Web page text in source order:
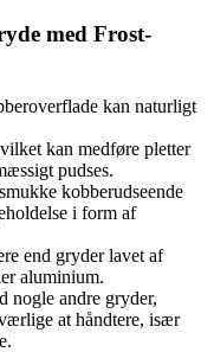
med Frost-
kan naturligt
kan medføre pletter
pudses.
kobberudseende
i form af
end gryder lavet af
aluminium.
nogle andre gryder,
at håndtere, især